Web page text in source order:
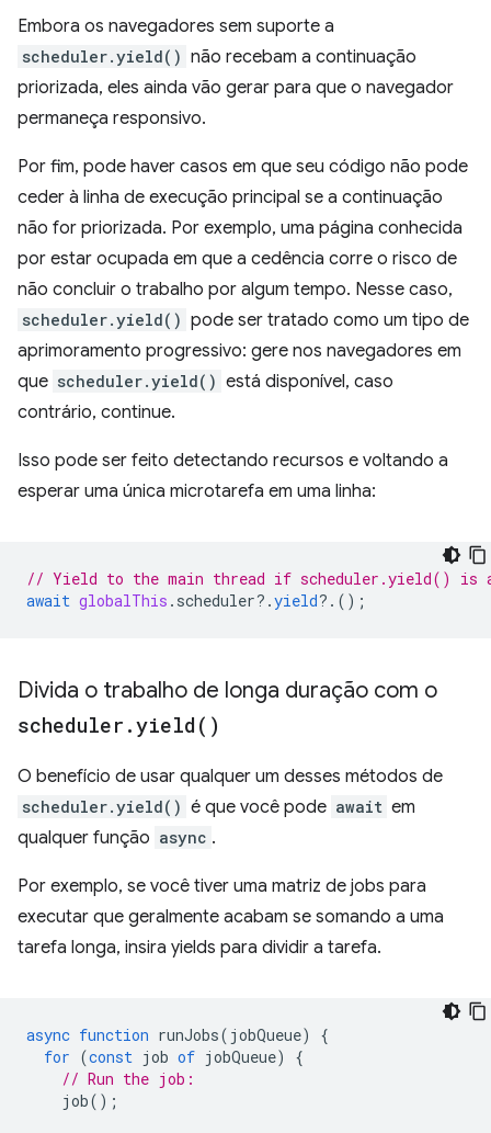
Embora os navegadores sem suporte a
scheduler.yield() não recebam a continuação
priorizada, eles ainda vão gerar para que o navegador
permaneça responsivo.
Por fim, pode haver casos em que seu código não pode
ceder à linha de execução principal se a continuação
não for priorizada. Por exemplo, uma página conhecida
por estar ocupada em que a cedência corre o risco de
não concluir o trabalho por algum tempo. Nesse caso,
scheduler.yield() pode ser tratado como um tipo de
aprimoramento progressivo: gere nos navegadores em
que scheduler.yield() está disponível, caso
contrário, continue.
Isso pode ser feito detectando recursos e voltando a
esperar uma única microtarefa em uma linha:
// Yield to the main thread if scheduler.yield() is
await globalThis . scheduler? .yield? .();
Divida o trabalho de longa duração com o
scheduler .yield( )
O benefício de usar qualquer um desses métodos de
scheduler.yield() é que você pode await em
qualquer função async .
Por exemplo, se você tiver uma matriz de jobs para
executar que geralmente acabam se somando a uma
tarefa longa, insira yields para dividir a tarefa.
async function runJobs( jobQueue)
{
for (const job of jobQueue)
{
// Run the job:
job();